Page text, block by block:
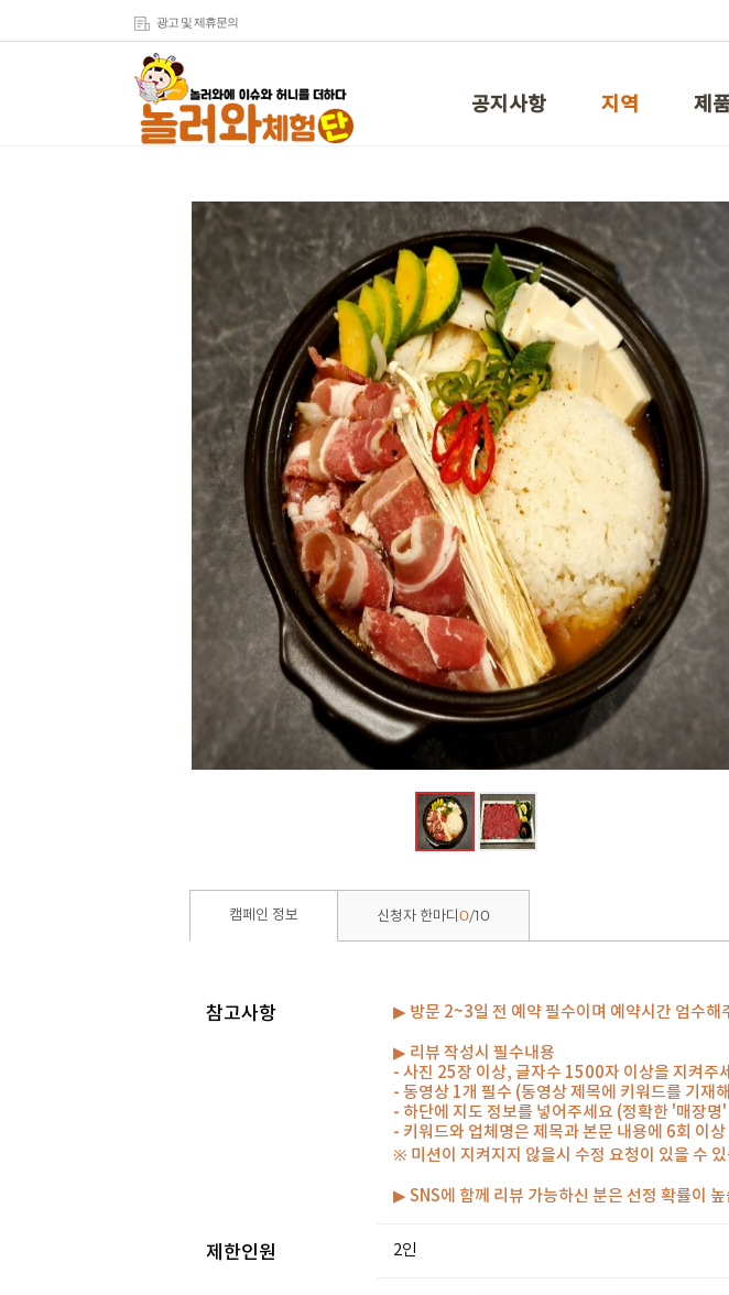
광고 및 제휴문의
공지사항 지역 제
캠페인 정보 신청자 한마디 0/10
참고사항 ▶ 방문 2~3일 전 예약 필수이며 예약시간 엄수해
▶ 리뷰 작성시 필수내용
- 사진 25장 이상, 글자수 1500자 이상을 지켜주
- 동영상 1개 필수 (동영상 제목에 키워드를 기재
- 하단에 지도 정보를 넣어주세요 (정확한 '매장
- 키워드와 업체명은 제목과 본문 내용에 6회 이
※ 미션이 지켜지지 않을시 수정 요청이 있을 수
▶ SNS에 함께 리뷰 가능하신 분은 선정 확률이
제한인원 2인